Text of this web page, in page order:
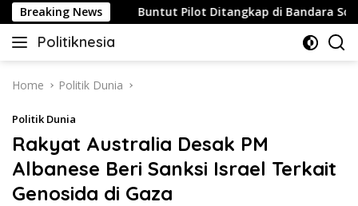
Skip
to
content
Breaking News Buntut Pilot Ditangkap di Bandara Soetta,
Politiknesia
Politiknesia.com
Home Politik Dunia
Politik Dunia
Rakyat Australia Desak PM
Albanese Beri Sanksi Israel Terkait
Genosida di Gaza